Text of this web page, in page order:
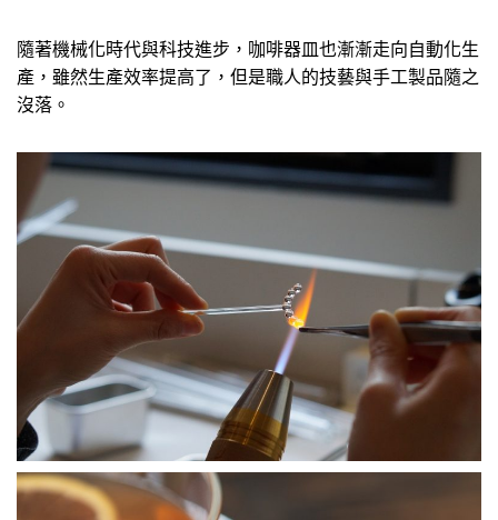
隨著機械化時代與科技進步，咖啡器皿也漸漸走向自動化生
產，雖然生產效率提高了，但是職人的技藝與手工製品隨之
沒落。